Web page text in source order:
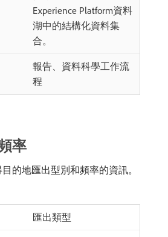
Experience Platform資料
湖中的結構化資料集
合。
報告、資料科學工作流
程
率
的地匯出型別和頻率的資訊。
匯出類型